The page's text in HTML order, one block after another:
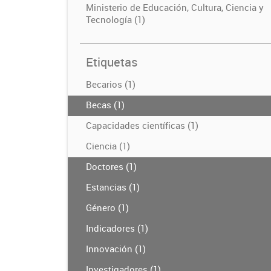
Ministerio de Educación, Cultura, Ciencia y
Tecnología (1)
Etiquetas
Becarios (1)
Becas (1)
Capacidades científicas (1)
Ciencia (1)
Doctores (1)
Estancias (1)
Género (1)
Indicadores (1)
Innovación (1)